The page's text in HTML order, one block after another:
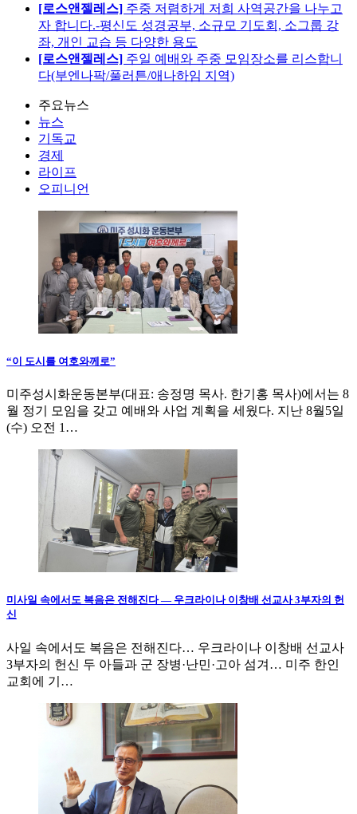
[로스앤젤레스] 주중 저렴하게 저희 사역공간을 나누고
자 합니다.-평신도 성경공부, 소규모 기도회, 소그룹 강
좌, 개인 교습 등 다양한 용도
[로스앤젤레스] 주일 예배와 주중 모임장소를 리스합니
다(부엔나팍/풀러튼/애나하임 지역)
주요뉴스
뉴스
기독교
경제
라이프
오피니언
“이 도시를 여호와께로”
미주성시화운동본부(대표: 송정명 목사. 한기홍 목사)에서는 8
월 정기 모임을 갖고 예배와 사업 계획을 세웠다. 지난 8월5일
(수) 오전 1…
미사일 속에서도 복음은 전해진다 — 우크라이나 이창배 선교사 3부자의 헌
신
사일 속에서도 복음은 전해진다… 우크라이나 이창배 선교사
3부자의 헌신 두 아들과 군 장병·난민·고아 섬겨… 미주 한인
교회에 기…